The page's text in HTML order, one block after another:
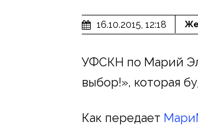
16.10.2015, 12:18
УФСКН по Марий Эл
выбор!», которая
Как передает